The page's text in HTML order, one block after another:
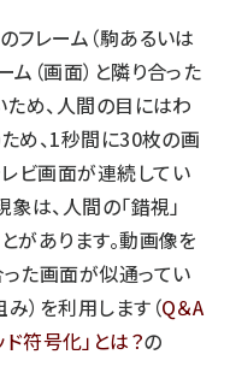
レーム（駒あるいは
ム（画面）と隣り合った
ため、人間の目にはわ
め、1秒間に30枚の画
ビ画面が連続してい
は、人間の「錯視」
があります。動画像を
た画面が似通ってい
）を利用します（Q＆A
ド符号化」とは？の